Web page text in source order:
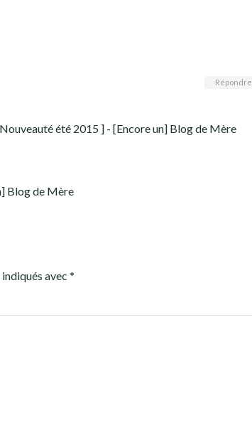
Répondre
été 2015 ] - [Encore un] Blog de Mère
Blog de Mère
avec *